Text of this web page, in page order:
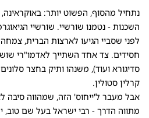
נתחיל מהסוף, הפשוט יותר:
השכנות - נטמנו שורשיי. שורשיי
לפני שסביי הגיעו לארצות הברית,
חסידים. צד אחד השתייך לאדמו"רי
סדיגורא ועוד), משנהו ותיק בחצר
קרלין סטולין.
אבל מעבר ל'ייחוס' הזה, שמהווה סיבה
מתווה הדרך - רבי ישראל בעל שם טוב,